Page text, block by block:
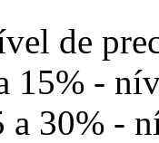
de
15% -
a 30% -